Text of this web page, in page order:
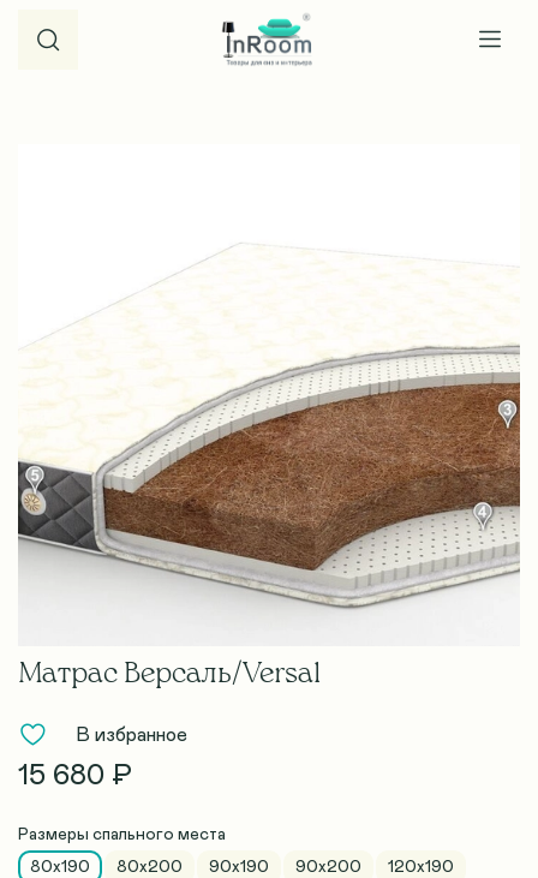
Матрас Версаль/Versal
В избранное
15 680 ₽
Размеры спального места
80x190
80х200 90x190 90х200 120x190